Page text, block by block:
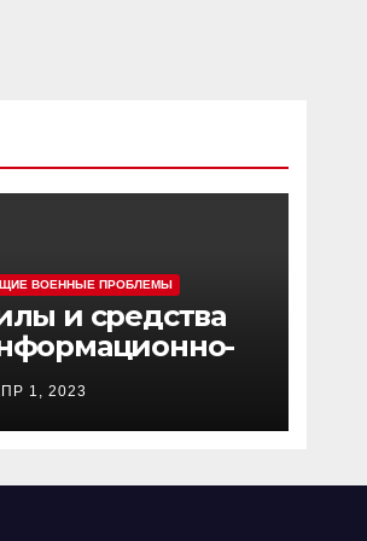
ВОЕННЫЕ ПРОБЛЕМЫ
и средства
сил
1, 2023